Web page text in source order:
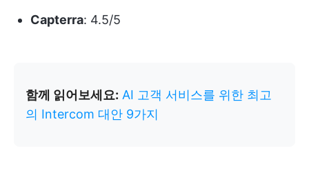
Capterra: 4.5/5
함께 읽어보세요: AI 고객 서비스를 위한 최고
의 Intercom 대안 9가지